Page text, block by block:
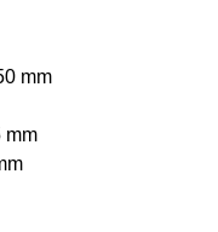
mm
mm